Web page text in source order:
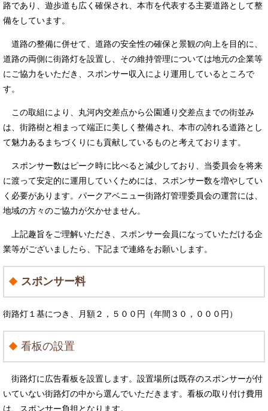
路であり、遊歩道も広く確保され、本市を代表する主要道路として整
備をしています。
道路の整備に併せて、道路の安全性の確保と景観の向上を目的に、
道路の両側に街路灯を設置し、その維持管理については地元の企業等
にご協力をいただき、スポンサー収入により運用しているところで
す。
この取組により、丸河内交差点から公園通り交差点までの街並み
は、街路樹と相まって端正に美しく整備され、本市の誇れる道路とし
て魅力あるまちづくりにも貢献しているものと考えております。
スポンサー数はピーク時に比べると減少しており、当委員会を将来
に渡って安定的に運用していくためには、スポンサー数を増やしてい
く必要があります。パークアベニュー街路灯管理委員会の運営には、
地域の方々のご協力が欠かせません。
上記趣旨をご理解いただき、スポンサー会員になっていただける企
業等がございましたら、下記まで連絡をお願いします。
スポンサー料
街路灯１基につき、月額２，５００円（年間３０，０００円）
看板の設置
街路灯に広告看板を設置します。設置場所は既存のスポンサーが付
いていない街路灯の中から選んでいただきます。看板の取り付け費用
は、スポンサー負担となります。